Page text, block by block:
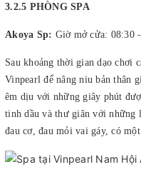
3.2.5 PHÒNG SPA
Akoya Sp: Giờ mở cửa: 08:30
Sau khoảng thời gian dạo chơi
Vinpearl để nâng niu bản thân
êm dịu với những giây phút
tinh dầu và thư giãn với những
đau cơ, đau mỏi vai gáy, có